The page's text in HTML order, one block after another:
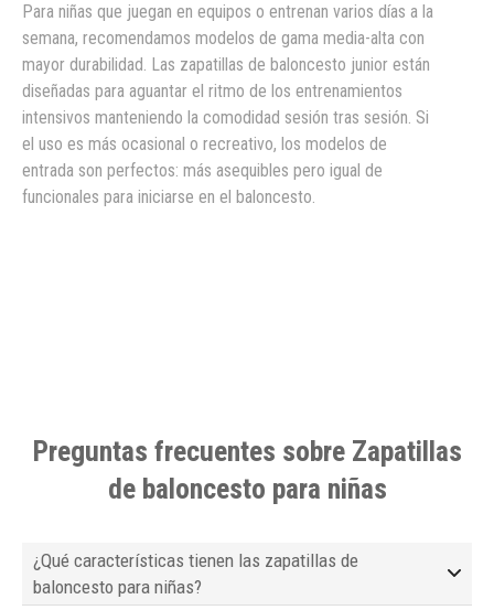
Para niñas que juegan en equipos o entrenan varios días a la
semana, recomendamos modelos de gama media-alta con
mayor durabilidad. Las zapatillas de baloncesto junior están
diseñadas para aguantar el ritmo de los entrenamientos
intensivos manteniendo la comodidad sesión tras sesión. Si
el uso es más ocasional o recreativo, los modelos de
entrada son perfectos: más asequibles pero igual de
funcionales para iniciarse en el baloncesto.
Preguntas frecuentes sobre Zapatillas
de baloncesto para niñas
¿Qué características tienen las zapatillas de
baloncesto para niñas?